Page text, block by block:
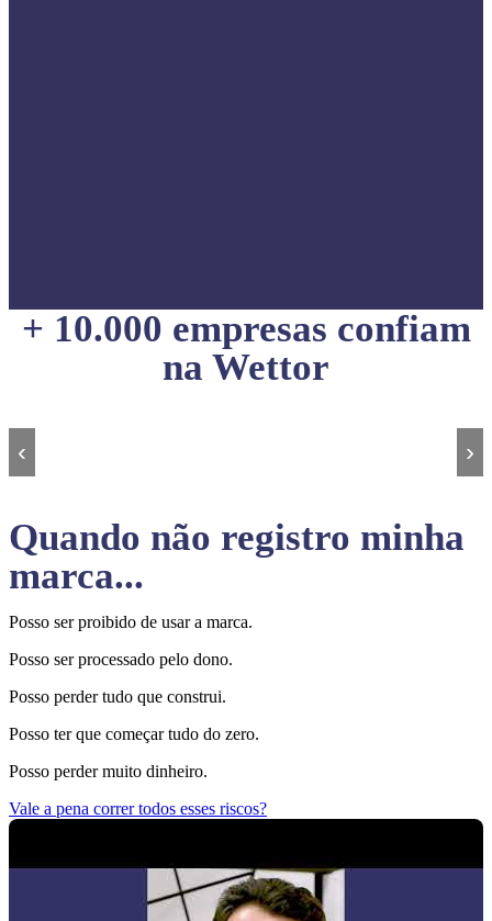
+ 10.000 empresas confiam
na Wettor
‹ ›
Quando não registro minha
marca...
Posso ser proibido de usar a marca.
Posso ser processado pelo dono.
Posso perder tudo que construi.
Posso ter que começar tudo do zero.
Posso perder muito dinheiro.
Vale a pena correr todos esses riscos?